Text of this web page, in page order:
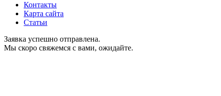
Контакты
Карта сайта
Статьи
Заявка успешно отправлена.
Мы скоро свяжемся с вами, ожидайте.